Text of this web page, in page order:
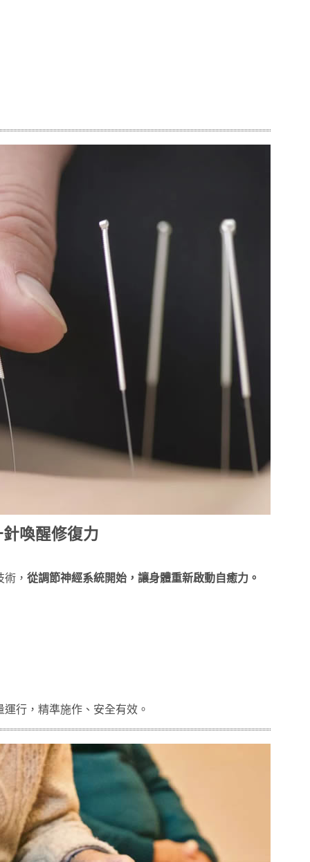
喚醒修復力
， 從調節神經系統開始，讓身體重新啟動自癒力。
行，精準施作、安全有效。